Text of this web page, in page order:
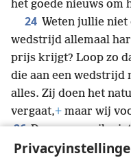
het goede nieuws om
24 Weten jullie
wedstrijd allemaal
prijs krijgt? Loop zo
die aan een wedstrijd
alles. Zij doen het
vergaat,+ maar wij
26 Daarom ren ik
vecht ik niet als